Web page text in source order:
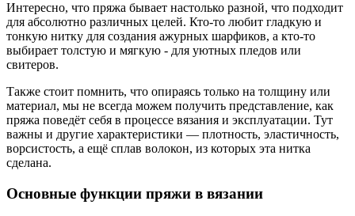
Интересно, что пряжа бывает настолько разной, что подходит
для абсолютно различных целей. Кто-то любит гладкую и
тонкую нитку для создания ажурных шарфиков, а кто-то
выбирает толстую и мягкую - для уютных пледов или
свитеров.
Также стоит помнить, что опираясь только на толщину или
материал, мы не всегда можем получить представление, как
пряжа поведёт себя в процессе вязания и эксплуатации. Тут
важны и другие характеристики — плотность, эластичность,
ворсистость, а ещё сплав волокон, из которых эта нитка
сделана.
Основные функции пряжи в вязании